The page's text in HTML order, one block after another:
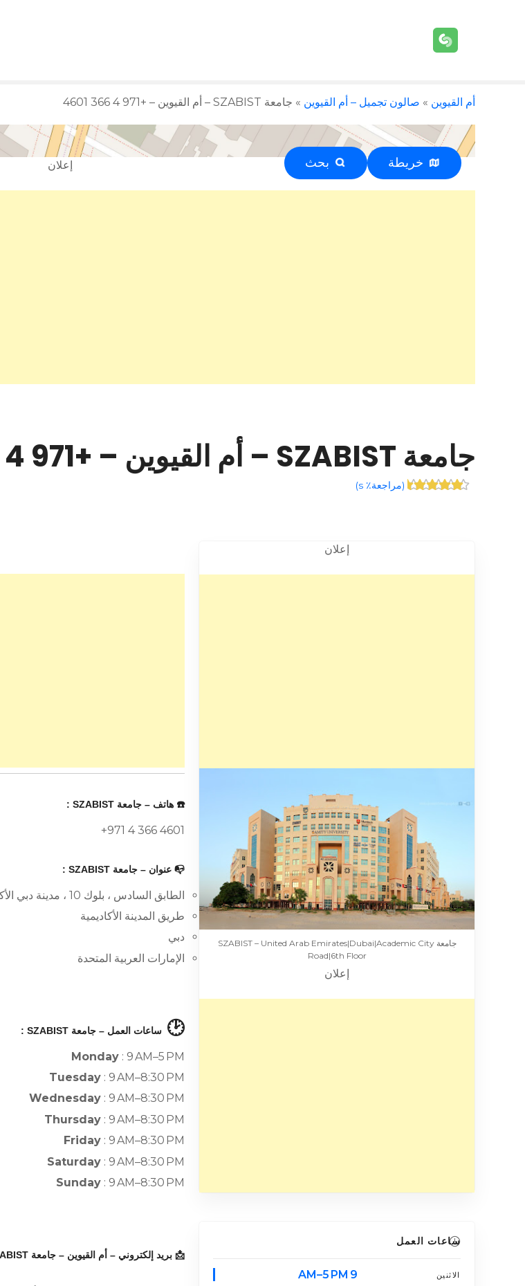
أم القيوين » صالون تجميل – أم القيوين » جامعة SZABIST – أم القيوين – +971 4 366 4601
خريطة بحث إعلان
جامعة SZABIST – أم القيوين – +971 4 366 4601
(مراجعة٪ s )
إعلان
جامعة SZABIST – United Arab Emirates|Dubai|Academic City
Road|6th Floor
إعلان
ساعات العمل
الاثنين 9 AM–5 PM
☎️ هاتف – جامعة SZABIST :
+971 4 366 4601
📭 عنوان – جامعة SZABIST :
الطابق السادس ، بلوك 10 ، مدينة دبي الأكاديمية العالمية ، دبي ، الإمارات العربية المتحدة.
طريق المدينة الأكاديمية
دبي
الإمارات العربية المتحدة
🕑 ساعات العمل – جامعة SZABIST :
Monday : 9 AM–5 PM
Tuesday : 9 AM–8:30 PM
Wednesday : 9 AM–8:30 PM
Thursday : 9 AM–8:30 PM
Friday : 9 AM–8:30 PM
Saturday : 9 AM–8:30 PM
Sunday : 9 AM–8:30 PM
📩 بريد إلكتروني – أم القيوين – جامعة SZABIST :